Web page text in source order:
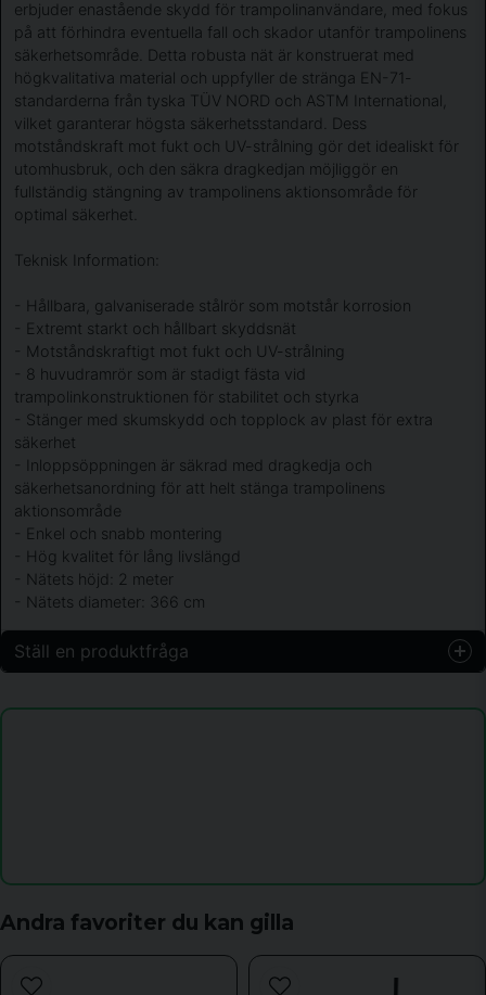
erbjuder enastående skydd för trampolinanvändare, med fokus
på att förhindra eventuella fall och skador utanför trampolinens
säkerhetsområde. Detta robusta nät är konstruerat med
högkvalitativa material och uppfyller de stränga EN-71-
standarderna från tyska TÜV NORD och ASTM International,
vilket garanterar högsta säkerhetsstandard. Dess
motståndskraft mot fukt och UV-strålning gör det idealiskt för
utomhusbruk, och den säkra dragkedjan möjliggör en
fullständig stängning av trampolinens aktionsområde för
optimal säkerhet.
Teknisk Information:
- Hållbara, galvaniserade stålrör som motstår korrosion
- Extremt starkt och hållbart skyddsnät
- Motståndskraftigt mot fukt och UV-strålning
- 8 huvudramrör som är stadigt fästa vid
trampolinkonstruktionen för stabilitet och styrka
- Stänger med skumskydd och topplock av plast för extra
säkerhet
- Inloppsöppningen är säkrad med dragkedja och
säkerhetsanordning för att helt stänga trampolinens
aktionsområde
- Enkel och snabb montering
- Hög kvalitet för lång livslängd
- Nätets höjd: 2 meter
- Nätets diameter: 366 cm
Ställ en produktfråga
Fråga oss något om denna produkten...
Mejladress
Andra favoriter du kan gilla